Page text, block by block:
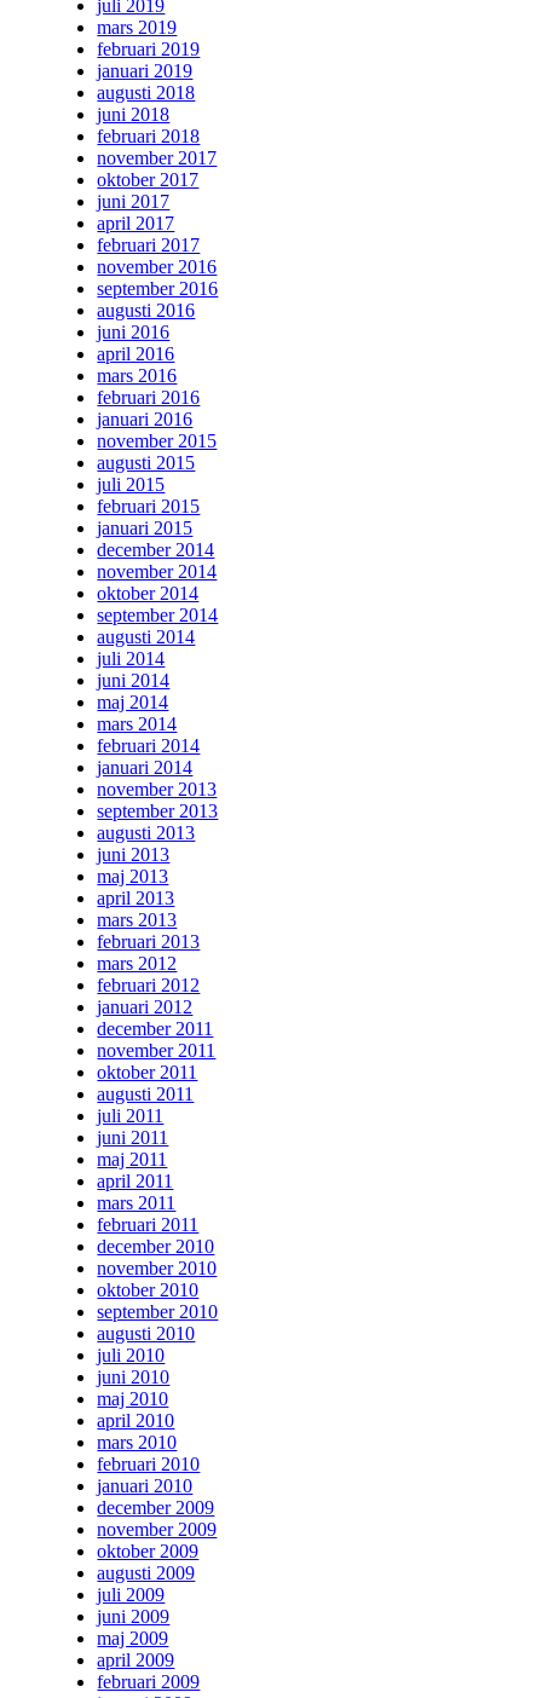
juli 2019
mars 2019
februari 2019
januari 2019
augusti 2018
juni 2018
februari 2018
november 2017
oktober 2017
juni 2017
april 2017
februari 2017
november 2016
september 2016
augusti 2016
juni 2016
april 2016
mars 2016
februari 2016
januari 2016
november 2015
augusti 2015
juli 2015
februari 2015
januari 2015
december 2014
november 2014
oktober 2014
september 2014
augusti 2014
juli 2014
juni 2014
maj 2014
mars 2014
februari 2014
januari 2014
november 2013
september 2013
augusti 2013
juni 2013
maj 2013
april 2013
mars 2013
februari 2013
mars 2012
februari 2012
januari 2012
december 2011
november 2011
oktober 2011
augusti 2011
juli 2011
juni 2011
maj 2011
april 2011
mars 2011
februari 2011
december 2010
november 2010
oktober 2010
september 2010
augusti 2010
juli 2010
juni 2010
maj 2010
april 2010
mars 2010
februari 2010
januari 2010
december 2009
november 2009
oktober 2009
augusti 2009
juli 2009
juni 2009
maj 2009
april 2009
februari 2009